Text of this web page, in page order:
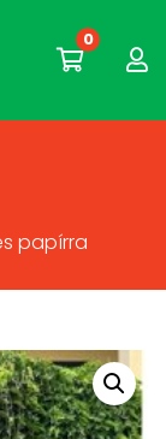
0
papírra